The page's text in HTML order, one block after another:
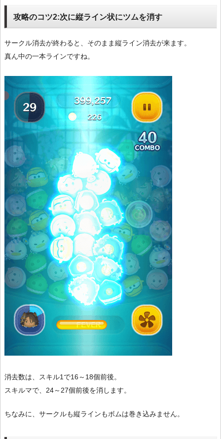
攻略のコツ2:次に縦ライン状にツムを消す
サークル消去が終わると、そのまま縦ライン消去が来ます。
真ん中の一本ラインですね。
消去数は、スキル1で16～18個前後。
スキルマで、24～27個前後を消します。
ちなみに、サークルも縦ラインもボムは巻き込みません。